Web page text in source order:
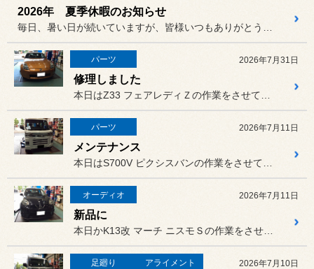
2026年 夏季休暇のお知らせ
パーツ 2026年7月31日
修理しました
パーツ 2026年7月11日
メンテナンス
オーディオ 2026年7月11日
新品に
足廻り アライメント 2026年7月10日